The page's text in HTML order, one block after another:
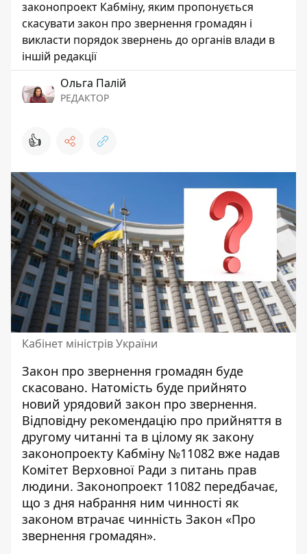
законопроект Кабміну, яким пропонується
скасувати закон про звернення громадян і
викласти порядок звернень до органів влади в
іншій редакції
Ольга Палій
РЕДАКТОР
👍
Кабінет міністрів України
Закон про звернення громадян буде
скасовано. Натомість буде прийнято
новий урядовий закон про звернення.
Відповідну рекомендацію про прийняття в
другому читанні та в цілому як закону
законопроекту Кабміну №11082 вже надав
Комітет Верховної Ради з питань прав
людини. Законопроект 11082 передбачає,
що з дня набрання ним чинності як
законом втрачає чинність Закон «Про
звернення громадян».